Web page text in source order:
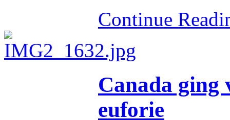
Continue
Canada ging
euforie